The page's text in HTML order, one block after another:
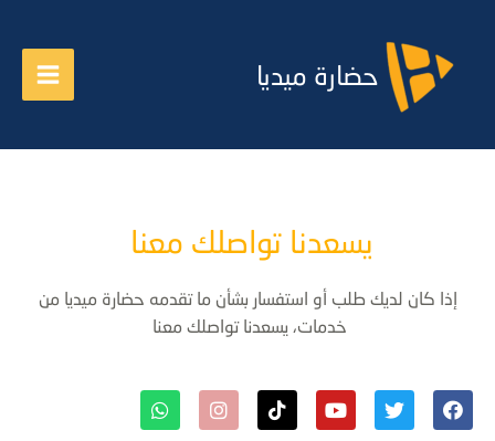
حضارة ميديا
يسعدنا تواصلك معنا
إذا كان لديك طلب أو استفسار بشأن ما تقدمه حضارة ميديا من
خدمات، يسعدنا تواصلك معنا